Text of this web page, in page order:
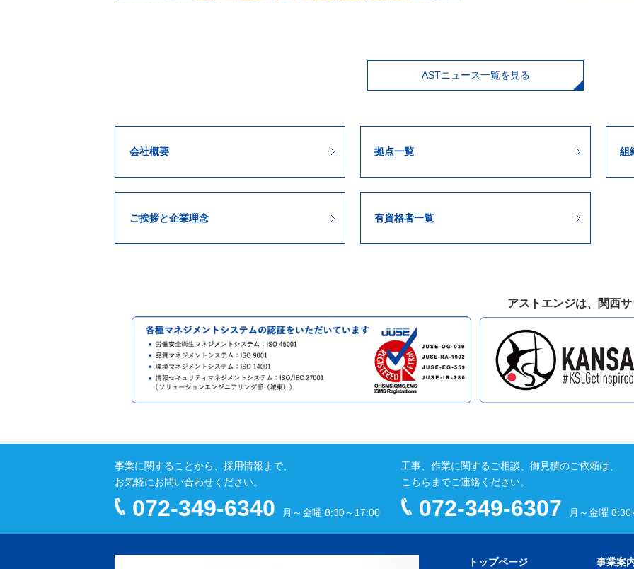
ASTニュース一覧を見る
会社概要 拠点一覧 組
ご挨拶と企業理念 有資格者一覧
アストエンジは、関西
事業に関することから、採用情報まで、
お気軽にお問い合わせください。
072-349-6340 月～金曜 8:30～17:00
工事、作業に関するご相談、御見積のご依頼は、
こちらまでご連絡ください。
072-349-6307 月～金曜
トップページ 事業案